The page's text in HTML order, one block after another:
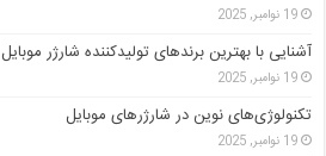
19 نوامبر, 2025
آشنایی با بهترین برندهای تولیدکننده شارژر موبایل
19 نوامبر, 2025
تکنولوژی‌های نوین در شارژرهای موبایل
19 نوامبر, 2025